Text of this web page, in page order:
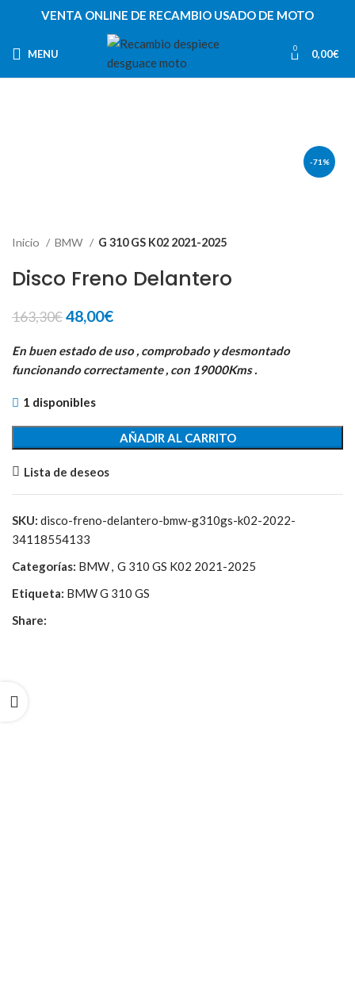
VENTA ONLINE DE RECAMBIO USADO DE MOTO
MENU 0 0,00€
-71%
Inicio BMW G 310 GS K02 2021-2025
Disco Freno Delantero
163,30€El
original
era:
48,00€El
actual
es:
En buen estado de uso , comprobado y desmontado
funcionando correctamente , con 19000Kms .
1 disponibles
AÑADIR AL CARRITO
Lista de deseos
SKU: disco-freno-delantero-bmw-g310gs-k02-2022-
34118554133
Categorías: BMW, G 310 GS K02 2021-2025
Etiqueta: BMW G 310 GS
Share: